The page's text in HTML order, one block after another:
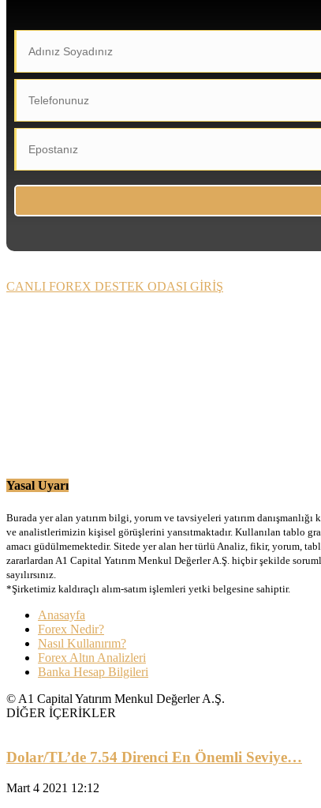
CANLI FOREX DESTEK ODASI GİRİŞ
Yasal Uyarı
Burada yer alan yatırım bilgi, yorum ve tavsiyeleri yatırım
ve analistlerimizin kişisel görüşlerini yansıtmaktadır. Kullanılan tablo
amacı güdülmemektedir. Sitede yer alan her türlü Analiz, fikir, yorum,
zararlardan A1 Capital Yatırım Menkul Değerler A.Ş. hiçbir şekilde
sayılırsınız.
*Şirketimiz kaldıraçlı alım-satım işlemleri yetki belgesine sahiptir.
Anasayfa
Forex Nedir?
Nasıl Kullanırım?
Forex Altın Analizleri
Banka Hesap Bilgileri
© A1 Capital Yatırım Menkul Değerler A.Ş.
DİĞER İÇERİKLER
Dolar/TL’de 7.54 Direnci En Önemli Seviye…
Mart 4 2021 12:12